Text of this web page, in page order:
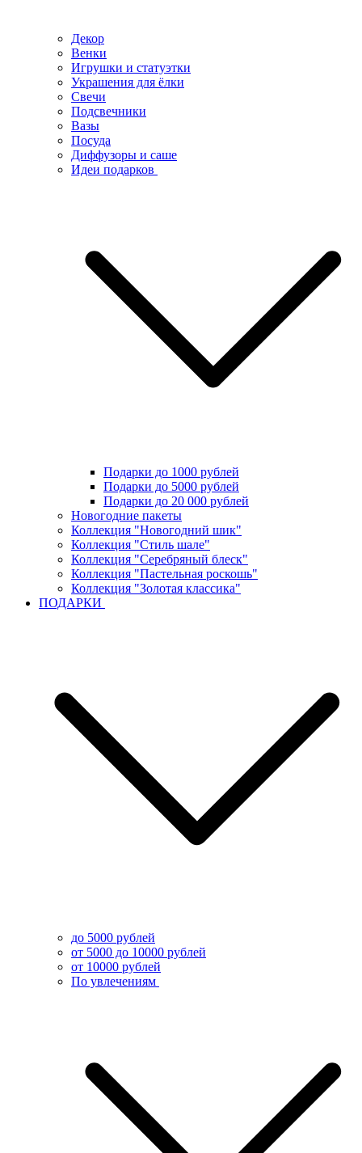
Декор
Венки
Игрушки и статуэтки
Украшения для ёлки
Свечи
Подсвечники
Вазы
Посуда
Диффузоры и саше
Идеи подарков
Подарки до 1000 рублей
Подарки до 5000 рублей
Подарки до 20 000 рублей
Новогодние пакеты
Коллекция "Новогодний шик"
Коллекция "Стиль шале"
Коллекция "Серебряный блеск"
Коллекция "Пастельная роскошь"
Коллекция "Золотая классика"
ПОДАРКИ
до 5000 рублей
от 5000 до 10000 рублей
от 10000 рублей
По увлечениям